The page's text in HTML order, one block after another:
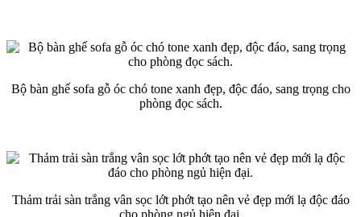
Bộ bàn ghế sofa gỗ óc chó tone xanh đẹp, độc đáo, sang trọng cho
phòng đọc sách.
Thảm trải sàn trắng vân sọc lớt phớt tạo nên vẻ đẹp mới lạ độc đáo
cho phòng ngủ hiện đại.